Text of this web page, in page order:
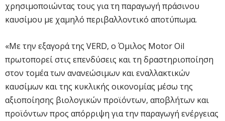
χρησιμοποιώντας τους για τη παραγωγή πράσινου
καυσίμου με χαμηλό περιβαλλοντικό αποτύπωμα.
«Με την εξαγορά της VERD, ο Όμιλος Motor Oil
πρωτοπορεί στις επενδύσεις και τη δραστηριοποίηση
στον τομέα των ανανεώσιμων και εναλλακτικών
καυσίμων και της κυκλικής οικονομίας μέσω της
αξιοποίησης βιολογικών προϊόντων, αποβλήτων και
προϊόντων προς απόρριψη για την παραγωγή ενέργειας